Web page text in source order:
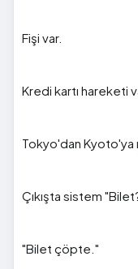
Fişi var.
Kredi kartı hareketi
Tokyo'dan Kyoto'ya
Çıkışta sistem
"Bilet çöpte."